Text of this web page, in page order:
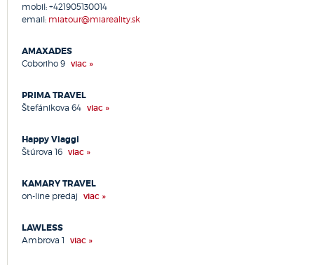
Martin
Medzilaborce
Moldava nad Bodvou
Myjava
Nitra
Nová Dubnica
Nové Mesto nad Váhom
Nové Zámky
Olomouc
Opava
mobil: +421905130014
email: miatour@miareality.sk
AMAXADES
Coboriho 9 viac »
PRIMA TRAVEL
Štefánikova 64 viac »
Happy Viaggi
Štúrova 16 viac »
KAMARY TRAVEL
on-line predaj viac »
LAWLESS
Ambrova 1 viac »